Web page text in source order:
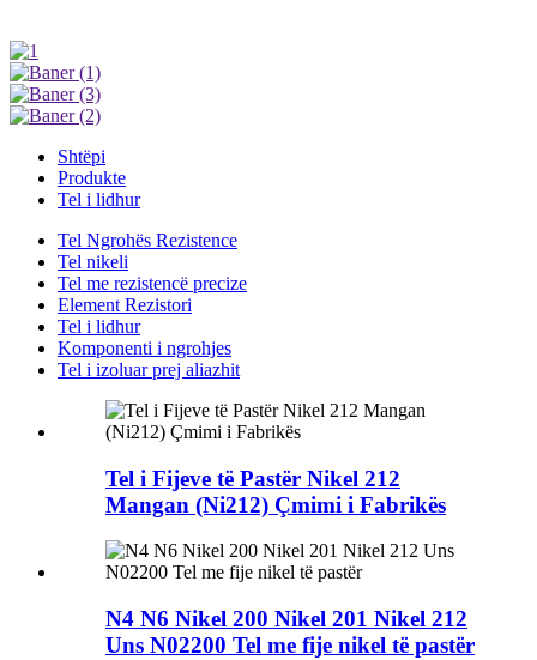
Shtëpi
Produkte
Tel i lidhur
Tel Ngrohës Rezistence
Tel nikeli
Tel me rezistencë precize
Element Rezistori
Tel i lidhur
Komponenti i ngrohjes
Tel i izoluar prej aliazhit
Tel i Fijeve të Pastër Nikel 212
Mangan (Ni212) Çmimi i Fabrikës
N4 N6 Nikel 200 Nikel 201 Nikel 212
Uns N02200 Tel me fije nikel të pastër